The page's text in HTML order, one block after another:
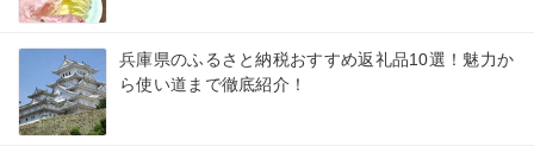
兵庫県のふるさと納税おすすめ返礼品10選！魅力か
ら使い道まで徹底紹介！